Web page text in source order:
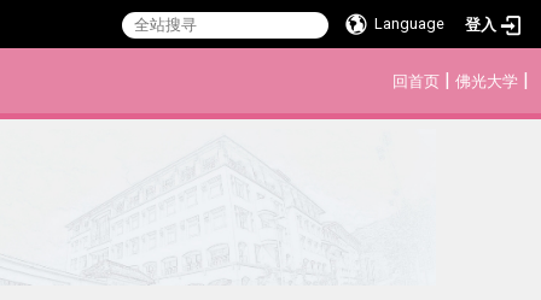
Language 登入
回首页 | 佛光大学 |